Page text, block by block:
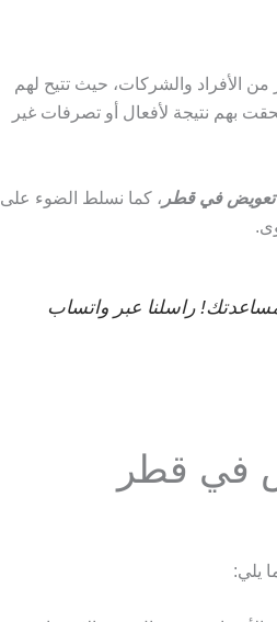
الأفراد والشركات، حيث تتيح لهم
بهم نتيجة لأفعال أو تصرفات غير
تعويض في قطر ، كما نسلط الضوء على
راسلنا عبر واتساب
في قطر
يلي: